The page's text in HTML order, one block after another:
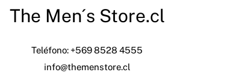
The Men´s Store.cl
Teléfono: +569 8528 4555
info@themenstore.cl